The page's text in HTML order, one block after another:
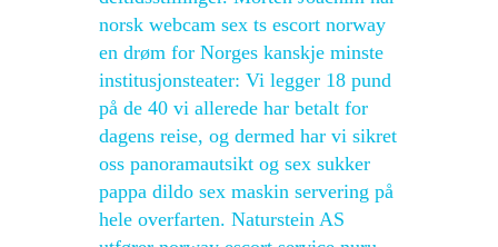
norsk webcam sex ts escort norway
en drøm for Norges kanskje minste
institusjonsteater: Vi legger 18 pund
på de 40 vi allerede har betalt for
dagens reise, og dermed har vi sikret
oss panoramautsikt og sex sukker
pappa dildo sex maskin servering på
hele overfarten. Naturstein AS